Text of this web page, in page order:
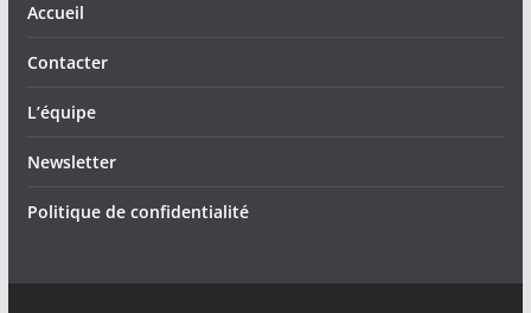
Accueil
Contacter
L’équipe
Newsletter
Politique de confidentialité